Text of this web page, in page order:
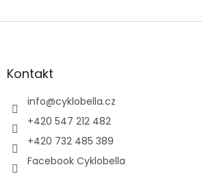
Z
aKontakt
info@cyklobella.cz
+420 547 212 482
+420 732 485 389
Facebook Cyklobella